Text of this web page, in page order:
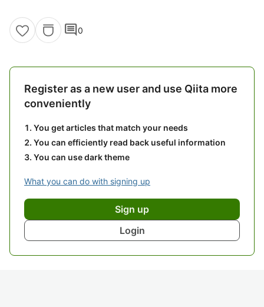
comment0
Register as a new user and use Qiita more
conveniently
You get articles that match your needs
You can efficiently read back useful information
You can use dark theme
What you can do with signing up
Sign up
Login